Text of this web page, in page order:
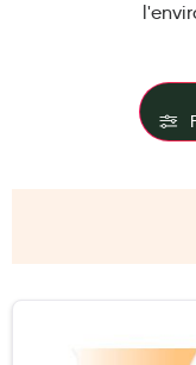
Préservatifs - Gels
Ajouter à